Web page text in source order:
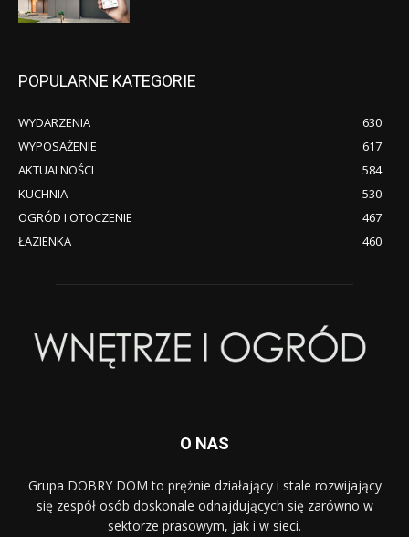
POPULARNE KATEGORIE
WYDARZENIA
630
WYPOSAŻENIE
617
AKTUALNOŚCI
584
KUCHNIA
530
OGRÓD I OTOCZENIE
467
ŁAZIENKA
460
O NAS
Grupa DOBRY DOM to prężnie działający i stale rozwijający
się zespół osób doskonale odnajdujących się zarówno w
sektorze prasowym, jak i w sieci.